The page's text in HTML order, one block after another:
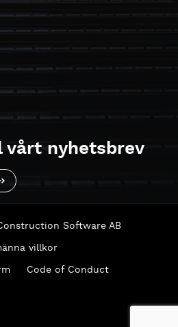
vårt nyhetsbrev
Software AB
villkor
Code of Conduct